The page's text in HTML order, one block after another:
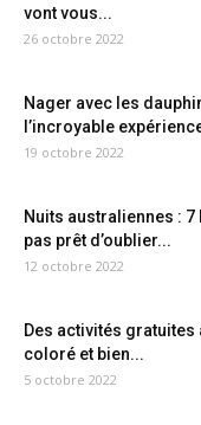
vont vous...
26 octobre 2022
Nager avec les
l’incroyable
19 octobre 2022
Nuits australiennes : 7
pas prêt d’oublier...
12 octobre 2022
Des activités gratuites
coloré et bien...
5 octobre 2022